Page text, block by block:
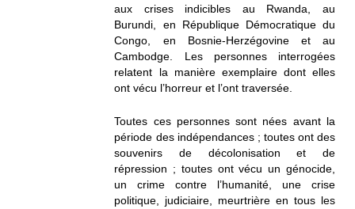
aux crises indicibles au Rwanda, au
Burundi, en République Démocratique du
Congo, en Bosnie-Herzégovine et au
Cambodge. Les personnes interrogées
relatent la manière exemplaire dont elles
ont vécu l’horreur et l’ont traversée.
Toutes ces personnes sont nées avant la
période des indépendances ; toutes ont des
souvenirs de décolonisation et de
répression ; toutes ont vécu un génocide,
un crime contre l’humanité, une crise
politique, judiciaire, meurtrière en tous les